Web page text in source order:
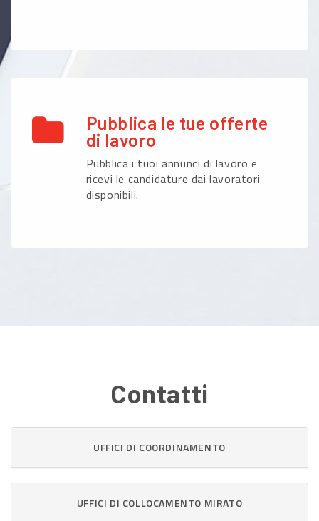
Pubblica le tue offerte
di lavoro
Pubblica i tuoi annunci di lavoro e
ricevi le candidature dai lavoratori
disponibili.
Contatti
UFFICI DI COORDINAMENTO
UFFICI DI COLLOCAMENTO MIRATO